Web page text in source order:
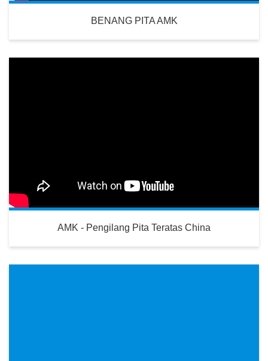
BENANG PITA AMK
AMK - Pengilang Pita Teratas China